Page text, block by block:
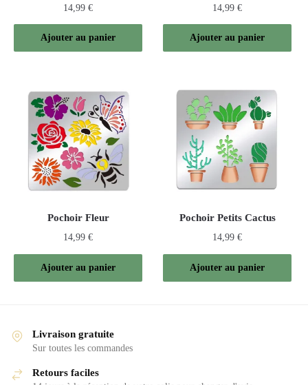
14,99€
Ajouter au panier
14,99€
Ajouter au panier
Pochoir Fleur
14,99€
Ajouter au panier
Pochoir Petits Cactus
14,99€
Ajouter au panier
Livraison gratuite
Sur toutes les commandes
Retours faciles